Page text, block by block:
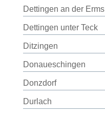
Dettingen an der Erms
Dettingen unter Teck
Ditzingen
Donaueschingen
Donzdorf
Durlach